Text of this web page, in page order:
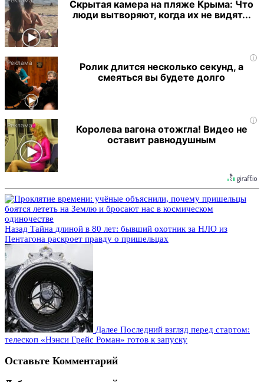
Скрытая камера на пляже Крыма: Что
люди вытворяют, когда их не видят...
i
Ролик длится несколько секунд, а
смеяться вы будете долго
i
Королева вагона отожгла! Видео не
оставит равнодушным
Назад Тайна длиной в 80 лет: бывший охотник за НЛО из
Пентагона раскроет правду о пришельцах
Далее Последний взгляд перед стартом:
телескоп «Нэнси Грейс Роман» готов к запуску
Оставьте Комментарий